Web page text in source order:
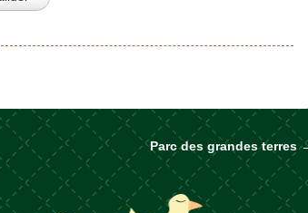
Parc des grandes terres